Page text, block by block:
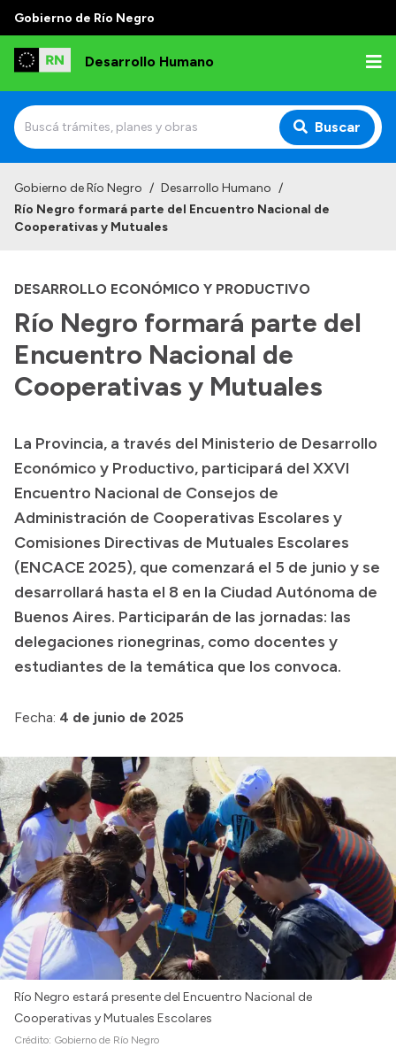
Gobierno de Río Negro
Desarrollo Humano
Buscar
Institucional
Autoridades
Delegaciones
Normativa
Presupuesto
Boletín Oficial
Compras y licitaciones
Consulta de expedientes
Consulta de pago a proveedores
Convocatorias
Login
Gobierno de Río Negro / Desarrollo Humano /
Río Negro formará parte del Encuentro Nacional de
Cooperativas y Mutuales
DESARROLLO ECONÓMICO Y PRODUCTIVO
Río Negro formará parte del
Encuentro Nacional de
Cooperativas y Mutuales
La Provincia, a través del Ministerio de Desarrollo
Económico y Productivo, participará del XXVI
Encuentro Nacional de Consejos de
Administración de Cooperativas Escolares y
Comisiones Directivas de Mutuales Escolares
(ENCACE 2025), que comenzará el 5 de junio y se
desarrollará hasta el 8 en la Ciudad Autónoma de
Buenos Aires. Participarán de las jornadas: las
delegaciones rionegrinas, como docentes y
estudiantes de la temática que los convoca.
Fecha: 4 de junio de 2025
Río Negro estará presente del Encuentro Nacional de
Cooperativas y Mutuales Escolares
Crédito: Gobierno de Río Negro